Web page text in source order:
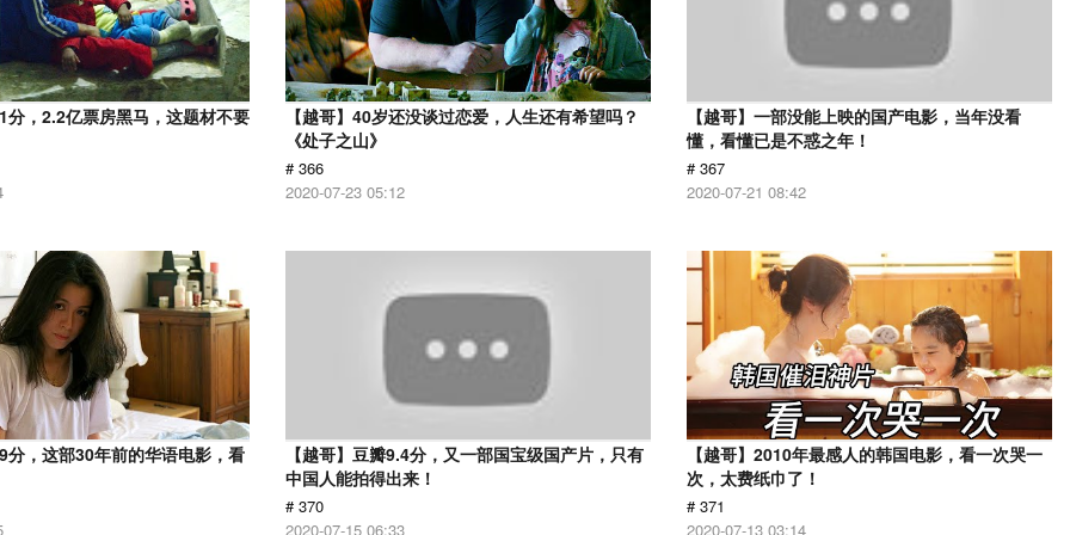
分，2.2亿票房黑马，这题材不要
【越哥】40岁还没谈过恋爱，人生还有希望吗？
《处子之山》
# 366
2020-07-23 05:12
【越哥】一部没能上映的国产电影，当年没看
懂，看懂已是不惑之年！
# 367
2020-07-21 08:42
分，这部30年前的华语电影，看
【越哥】豆瓣9.4分，又一部国宝级国产片，只有
中国人能拍得出来！
# 370
2020-07-15 06:33
【越哥】2010年最感人的韩国电影，看一次哭一
次，太费纸巾了！
# 371
2020-07-13 03:14